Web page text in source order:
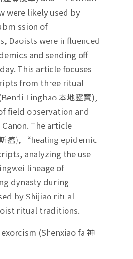
were likely used by
of
Daoists were influenced
and sending off
This article focuses
from three ritual
Lingbao 本地靈寶),
field observation and
The article
瘟), “healing epidemic
analyzing the use
lineage of
dynasty during
by Shijiao ritual
ritual traditions.
(Shenxiao fa 神